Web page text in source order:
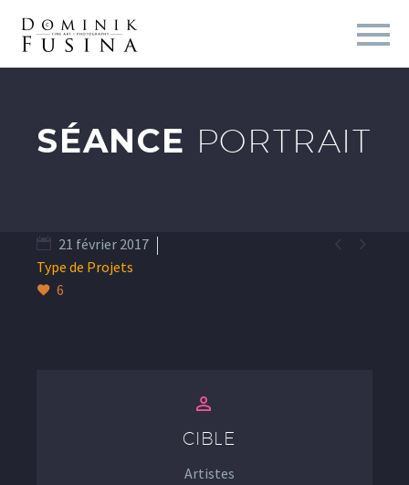
SÉANCE PORTRAIT
 
21 février 2017
Type de Projets
6


CIBLE
Artistes